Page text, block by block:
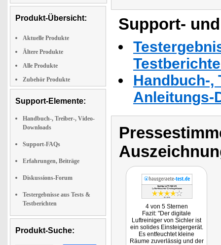
Produkt-Übersicht:
Aktuelle Produkte
Ältere Produkte
Alle Produkte
Zubehör Produkte
Support-Elemente:
Handbuch-, Treiber-, Video-
Downloads
Support-FAQs
Erfahrungen, Beiträge
Diskussions-Forum
Testergebnisse aus Tests &
Testberichten
Produkt-Suche:
Support-
Handbuch-,
Anleitungs-
4 von 5 Sternen
Fazit: "Der digitale
Luftreiniger von Sichler ist
ein solides Einsteigergerät.
Es entfeuchtet kleine
Räume zuverlässig und der